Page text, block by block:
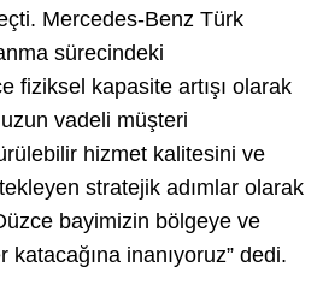
Mercedes-Benz Türk
sürecindeki
fiziksel kapasite artışı olarak
vadeli müşteri
hizmet kalitesini ve
stratejik adımlar olarak
bayimizin bölgeye ve
inanıyoruz” dedi.